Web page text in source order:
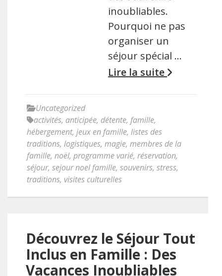
inoubliables.
Pourquoi ne pas
organiser un
séjour spécial …
Lire la suite
Uncategorized
activités, anticipée, détente, famille,
hébergement, jeux en famille, listes des
traditions, logistiques, magie, membres de la
famille, noël, programme varié, réservation,
séjour, sejour noel famille, souvenirs, stress,
traditions, visites culturelles
Découvrez le Séjour Tout
Inclus en Famille : Des
Vacances Inoubliables